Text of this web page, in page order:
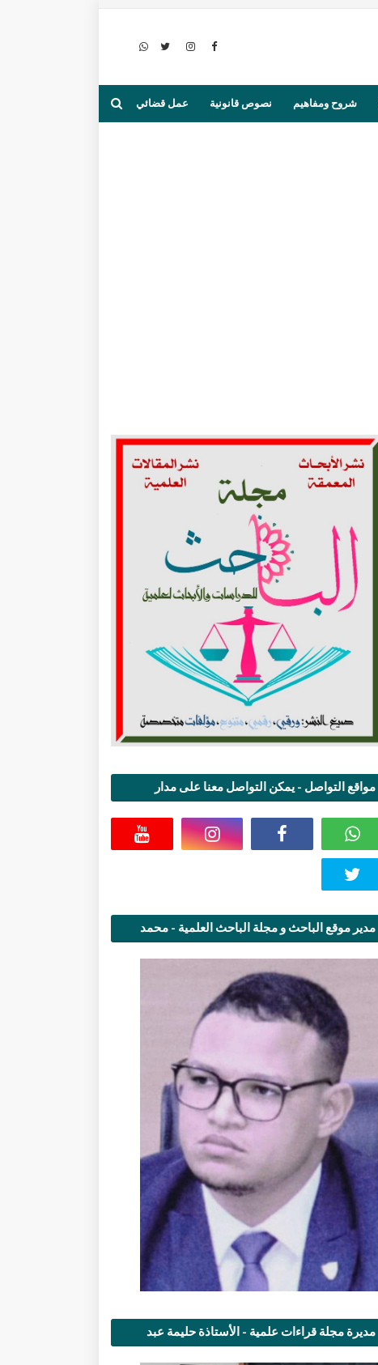
شروح ومفاهيم نصوص قانونية عمل قضائي
مواقع التواصل - يمكن التواصل معنا على مدار
مدير موقع الباحث و مجلة الباحث العلمية - محمد
مديرة مجلة قراءات علمية - الأستاذة حليمة عبد